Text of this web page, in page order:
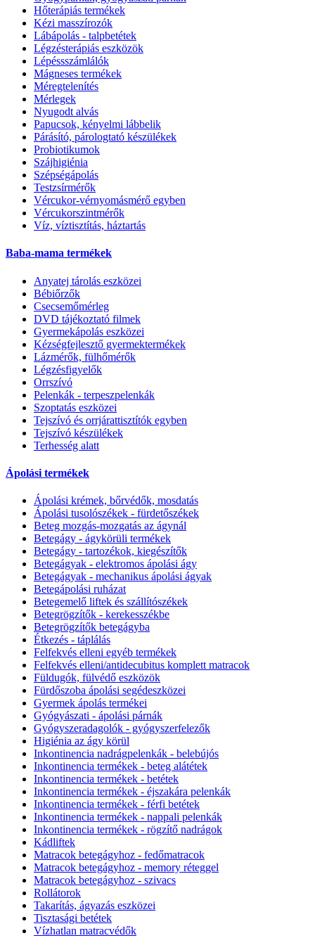
Hőterápiás termékek
Kézi masszírozók
Lábápolás - talpbetétek
Légzésterápiás eszközök
Lépéssszámlálók
Mágneses termékek
Méregtelenítés
Mérlegek
Nyugodt alvás
Papucsok, kényelmi lábbelik
Párásító, párologtató készülékek
Probiotikumok
Szájhigiénia
Szépségápolás
Testzsírmérők
Vércukor-vérnyomásmérő egyben
Vércukorszintmérők
Víz, víztisztítás, háztartás
Baba-mama termékek
Anyatej tárolás eszközei
Bébiőrzők
Csecsemőmérleg
DVD tájékoztató filmek
Gyermekápolás eszközei
Kézségfejlesztő gyermektermékek
Lázmérők, fülhőmérők
Légzésfigyelők
Orrszívó
Pelenkák - terpeszpelenkák
Szoptatás eszközei
Tejszívó és orrjárattisztítók egyben
Tejszívó készülékek
Terhesség alatt
Ápolási termékek
Ápolási krémek, bőrvédők, mosdatás
Ápolási tusolószékek - fürdetőszékek
Beteg mozgás-mozgatás az ágynál
Betegágy - ágykörüli termékek
Betegágy - tartozékok, kiegészítők
Betegágyak - elektromos ápolási ágy
Betegágyak - mechanikus ápolási ágyak
Betegápolási ruházat
Betegemelő liftek és szállítószékek
Betegrögzítők - kerekesszékbe
Betegrögzítők betegágyba
Étkezés - táplálás
Felfekvés elleni egyéb termékek
Felfekvés elleni/antidecubitus komplett matracok
Füldugók, fülvédő eszközök
Fürdőszoba ápolási segédeszközei
Gyermek ápolás termékei
Gyógyászati - ápolási párnák
Gyógyszeradagolók - gyógyszerfelezők
Higiénia az ágy körül
Inkontinencia nadrágpelenkák - belebújós
Inkontinencia termékek - beteg alátétek
Inkontinencia termékek - betétek
Inkontinencia termékek - éjszakára pelenkák
Inkontinencia termékek - férfi betétek
Inkontinencia termékek - nappali pelenkák
Inkontinencia termékek - rögzítő nadrágok
Kádliftek
Matracok betegágyhoz - fedőmatracok
Matracok betegágyhoz - memory réteggel
Matracok betegágyhoz - szivacs
Rollátorok
Takarítás, ágyazás eszközei
Tisztasági betétek
Vízhatlan matracvédők